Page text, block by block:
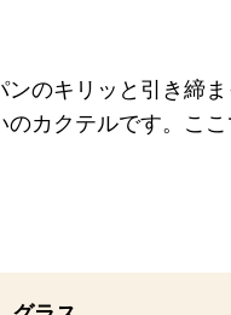
のキリッと引き締
カクテルです。こ